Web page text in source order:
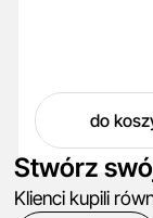
do
Stwórz
Klienci kupili